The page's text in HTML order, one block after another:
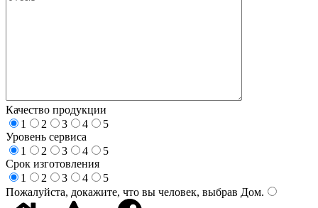
Качество продукции
1
2 3 4
5
Уровень сервиса
1
2 3 4
5
Срок изготовления
1
2 3 4
5
Пожалуйста, докажите, что вы человек, выбрав Дом.